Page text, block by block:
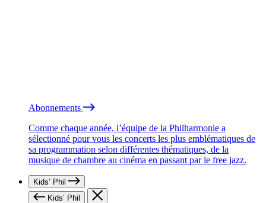
Abonnements
Comme chaque année, l’équipe de la Philharmonie a
sélectionné pour vous les concerts les plus emblématiques de
sa programmation selon différentes thématiques, de la
musique de chambre au cinéma en passant par le free jazz.
Kids’ Phil
Kids’ Phil